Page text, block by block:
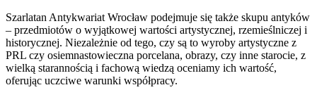
Szarlatan Antykwariat Wrocław podejmuje się także skupu antyków
– przedmiotów o wyjątkowej wartości artystycznej, rzemieślniczej i
historycznej. Niezależnie od tego, czy są to wyroby artystyczne z
PRL czy osiemnastowieczna porcelana, obrazy, czy inne starocie, z
wielką starannością i fachową wiedzą oceniamy ich wartość,
oferując uczciwe warunki współpracy.